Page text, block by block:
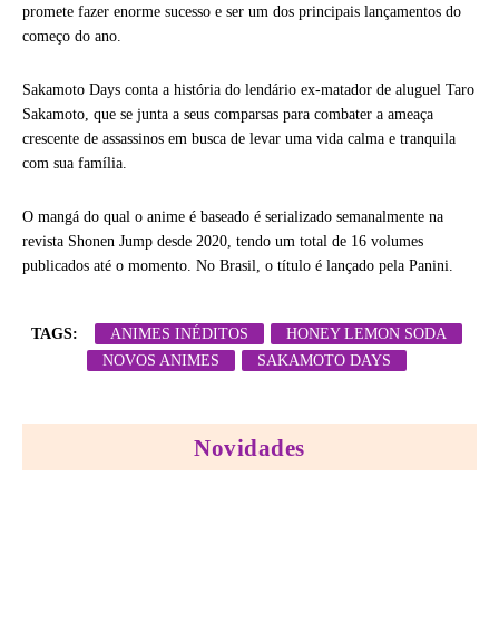
promete fazer enorme sucesso e ser um dos principais lançamentos do
começo do ano.
Sakamoto Days conta a história do lendário ex-matador de aluguel Taro
Sakamoto, que se junta a seus comparsas para combater a ameaça
crescente de assassinos em busca de levar uma vida calma e tranquila
com sua família.
O mangá do qual o anime é baseado é serializado semanalmente na
revista Shonen Jump desde 2020, tendo um total de 16 volumes
publicados até o momento. No Brasil, o título é lançado pela Panini.
TAGS: ANIMES INÉDITOS
HONEY LEMON SODA
NOVOS ANIMES
SAKAMOTO DAYS
Novidades